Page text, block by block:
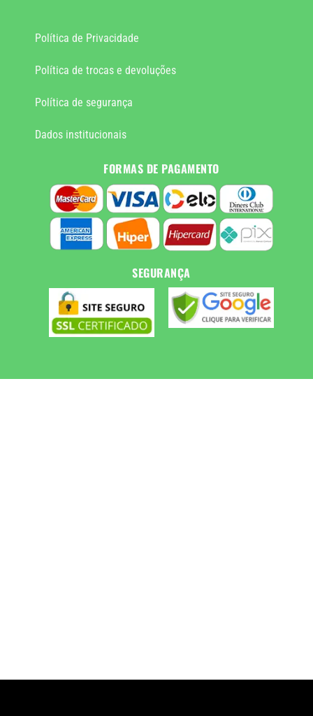
Política de Privacidade
Política de trocas e devoluções
Política de segurança
Dados institucionais
FORMAS DE PAGAMENTO
SEGURANÇA